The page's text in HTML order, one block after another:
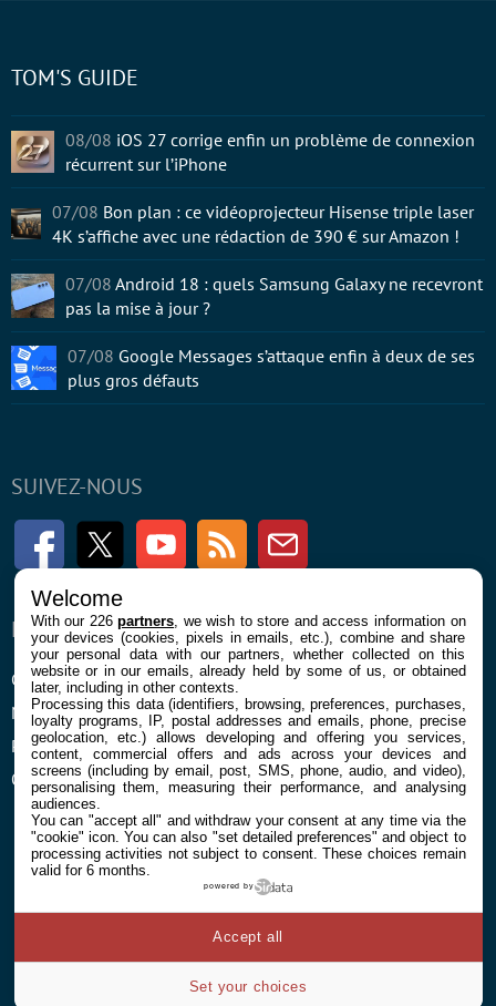
SUIVEZ-NOUS
FacebookTwitter Youtube RSS Newsletter
ENTREPRISE
Confidentialité et Cookies
Mentions légales et CGU
Préférences Cookies
Qui sommes nous
À PROPOS
Contact
TOM'S GUIDE
08/08 iOS 27 corrige enfin un problème de connexion
récurrent sur l’iPhone
07/08 Bon plan : ce vidéoprojecteur Hisense triple laser
4K s’affiche avec une rédaction de 390 € sur Amazon !
07/08 Android 18 : quels Samsung Galaxy ne recevront
pas la mise à jour ?
07/08 Google Messages s’attaque enfin à deux de ses
plus gros défauts
Welcome
With our 226partners , we wish to store and access information on
your devices (cookies, pixels in emails, etc.), combine and share
your personal data with our partners, whether collected on this
website or in our emails, already held by some of us, or obtained
later, including in other contexts.
Processing this data (identifiers, browsing, preferences, purchases,
loyalty programs, IP, postal addresses and emails, phone, precise
geolocation, etc.) allows developing and offering you services,
content, commercial offers and ads across your devices and
screens (including by email, post, SMS, phone, audio, and video),
personalising them, measuring their performance, and analysing
audiences.
You can "accept all" and withdraw your consent at any time via the
"cookie" icon. You can also "set detailed preferences" and object to
processing activities not subject to consent. These choices remain
valid for 6 months.
powered by
Set your choices
Accept all